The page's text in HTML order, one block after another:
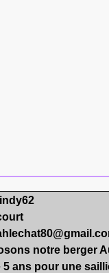
notre berger
ans pour une